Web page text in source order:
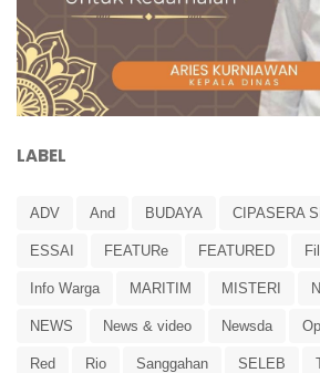
LABEL
ADV And BUDAYA CIPASERA
ESSAI FEATURe FEATURED
Info Warga MARITIM MISTERI
NEWS News & video Newsda
Red Rio Sanggahan SELEB